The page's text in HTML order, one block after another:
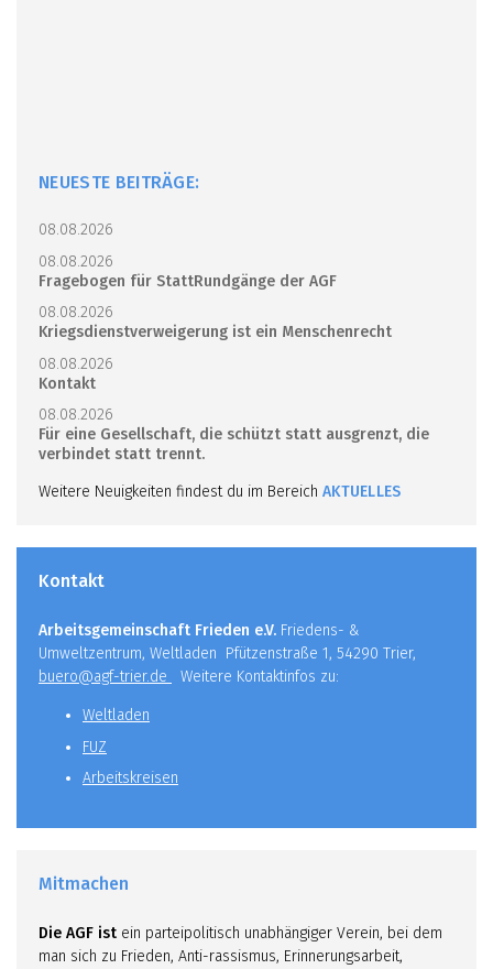
NEUESTE BEITRÄGE:
08.08.2026
08.08.2026
Fragebogen für StattRundgänge der AGF
08.08.2026
Kriegsdienstverweigerung ist ein Menschenrecht
08.08.2026
Kontakt
08.08.2026
Für eine Gesellschaft, die schützt statt ausgrenzt, die
verbindet statt trennt.
Weitere Neuigkeiten findest du im Bereich AKTUELLES
Kontakt
Arbeitsgemeinschaft Frieden e.V. Friedens- &
Umweltzentrum, Weltladen Pfützenstraße 1, 54290 Trier,
buero@agf-trier.de
Weitere Kontaktinfos zu:
Weltladen
FUZ
Arbeitskreisen
Mitmachen
Die AGF ist ein parteipolitisch unabhängiger Verein, bei dem
man sich zu Frieden, Anti-rassismus, Erinnerungsarbeit,